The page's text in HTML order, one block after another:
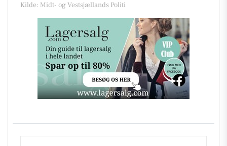
Kilde: Midt- og Vestsjællands Politi